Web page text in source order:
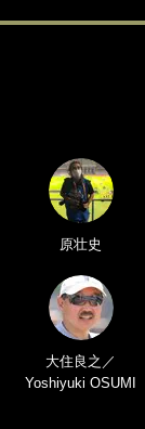
原壮史
大住良之／
Yoshiyuki OSUMI